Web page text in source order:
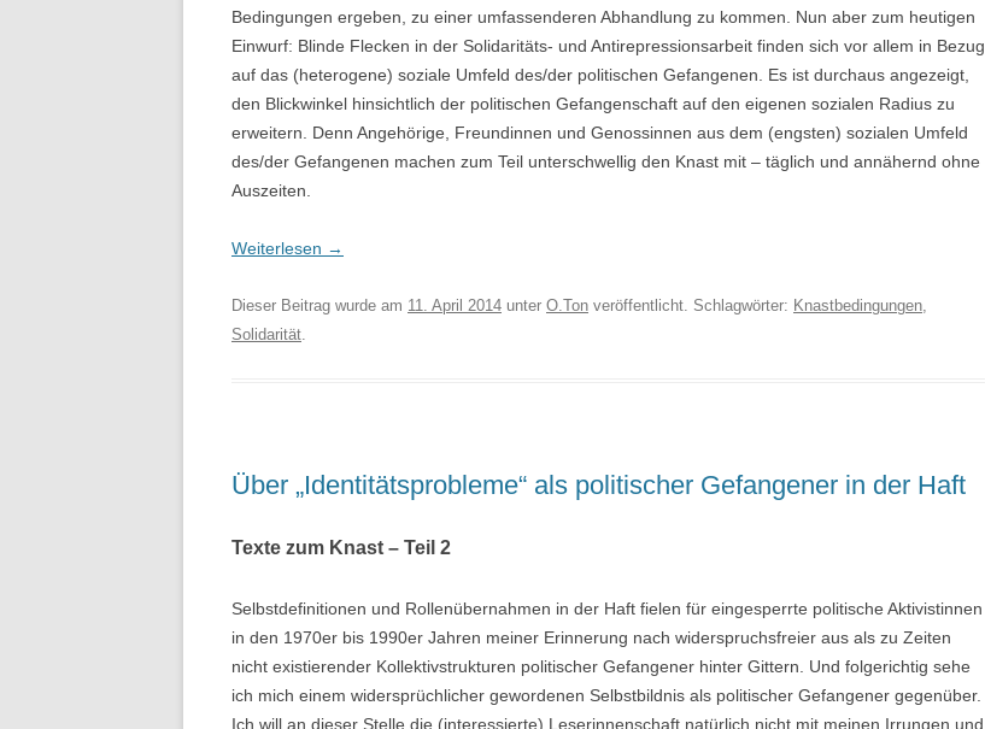
Bedingungen ergeben, zu einer umfassenderen Abhandlung zu kommen. Nun aber zum heutigen
Einwurf: Blinde Flecken in der Solidaritäts- und Antirepressionsarbeit finden sich vor allem in Bezug
auf das (heterogene) soziale Umfeld des/der politischen Gefangenen. Es ist durchaus angezeigt,
den Blickwinkel hinsichtlich der politischen Gefangenschaft auf den eigenen sozialen Radius zu
erweitern. Denn Angehörige, Freundinnen und Genossinnen aus dem (engsten) sozialen Umfeld
des/der Gefangenen machen zum Teil unterschwellig den Knast mit – täglich und annähernd ohne
Auszeiten.
Weiterlesen →
Dieser Beitrag wurde am 11. April 2014 unter O.Ton veröffentlicht. Schlagwörter: Knastbedingungen,
Solidarität.
Über „Identitätsprobleme“ als politischer Gefangener in der Haft
Texte zum Knast – Teil 2
Selbstdefinitionen und Rollenübernahmen in der Haft fielen für eingesperrte politische Aktivistinnen
in den 1970er bis 1990er Jahren meiner Erinnerung nach widerspruchsfreier aus als zu Zeiten
nicht existierender Kollektivstrukturen politischer Gefangener hinter Gittern. Und folgerichtig sehe
ich mich einem widersprüchlicher gewordenen Selbstbildnis als politischer Gefangener gegenüber.
Ich will an dieser Stelle die (interessierte) Leserinnenschaft natürlich nicht mit meinen Irrungen und